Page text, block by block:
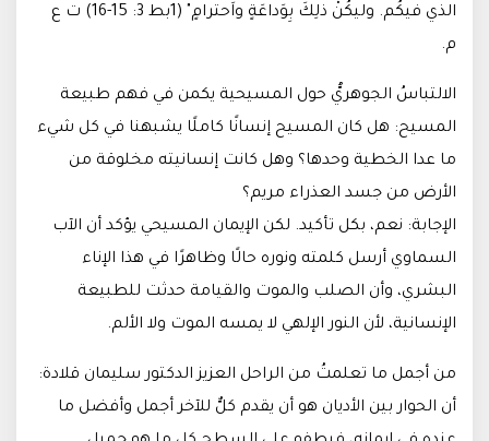
الذي فيكُم. وليكُنْ ذلِكَ بِوَداعَةٍ واَحترامٍ" (1بط 3: 15-16) ت ع
م.
الالتباسُ الجوهريُّ حول المسيحية يكمن في فهم طبيعة
المسيح: هل كان المسيح إنسانًا كاملًا يشبهنا في كل شيء
ما عدا الخطية وحدها؟ وهل كانت إنسانيته مخلوقة من
الأرض من جسد العذراء مريم؟
الإجابة: نعم، بكل تأكيد. لكن الإيمان المسيحي يؤكد أن الآب
السماوي أرسل كلمته ونوره حالًا وظاهرًا في هذا الإناء
البشري، وأن الصلب والموت والقيامة حدثت للطبيعة
الإنسانية، لأن النور الإلهي لا يمسه الموت ولا الألم.
من أجمل ما تعلمتُ من الراحل العزيز الدكتور سليمان قلادة:
أن الحوار بين الأديان هو أن يقدم كلٌّ للآخر أجمل وأفضل ما